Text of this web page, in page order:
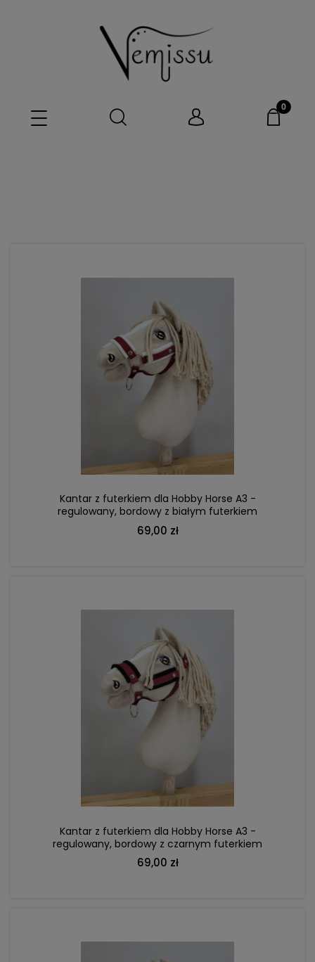
Kantar z futerkiem dla Hobby Horse A3 -
regulowany, bordowy z białym futerkiem
69,00 zł
Kantar z futerkiem dla Hobby Horse A3 -
regulowany, bordowy z czarnym futerkiem
69,00 zł